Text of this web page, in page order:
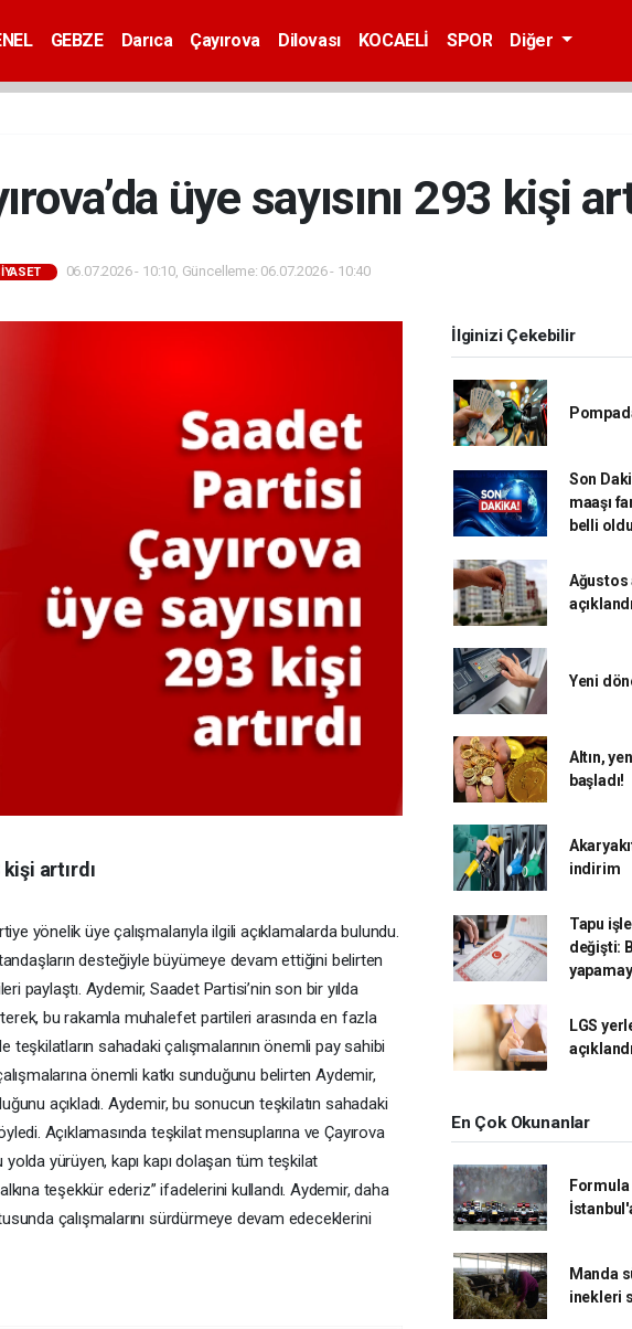
GEBZE Darıca Çayırova Dilovası KOCAELİ SPOR Diğer
üye sayısını 293 kişi
06.07.2026 - 10:10, Güncelleme: 06.07.2026 - 10:40
kişi artırdı
yönelik üye çalışmalarıyla ilgili açıklamalarda bulundu.
desteğiyle büyümeye devam ettiğini belirten
paylaştı. Aydemir, Saadet Partisi’nin son bir yılda
bu rakamla muhalefet partileri arasında en fazla
sahadaki çalışmalarının önemli pay sahibi
önemli katkı sunduğunu belirten Aydemir,
açıkladı. Aydemir, bu sonucun teşkilatın sahadaki
Açıklamasında teşkilat mensuplarına ve Çayırova
yürüyen, kapı kapı dolaşan tüm teşkilat
teşekkür ederiz” ifadelerini kullandı. Aydemir, daha
çalışmalarını sürdürmeye devam edeceklerini
İlginizi Çekebilir
Son
maaşı
belli oldu
Ağustos
Yeni
Altın,
başladı!
indirim
Tapu
değişti:
LGS
açıklandı
En Çok Okunanlar
Manda
inekleri